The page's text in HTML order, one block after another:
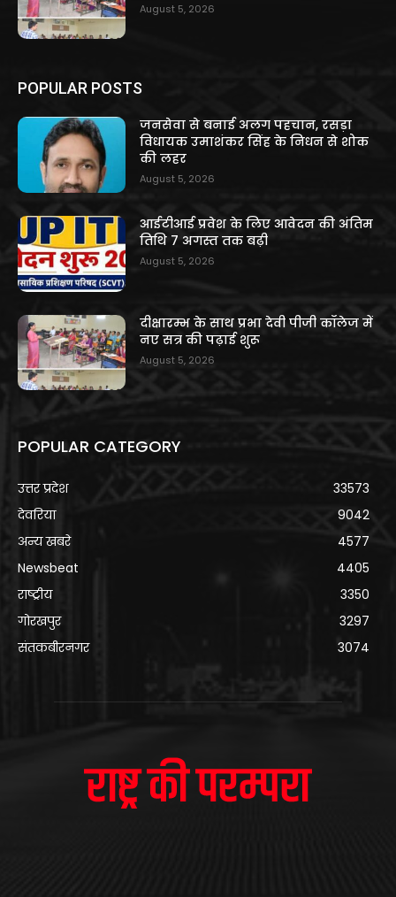
August 5, 2026
POPULAR POSTS
जनसेवा से बनाई अलग पहचान, रसड़ा
विधायक उमाशंकर सिंह के निधन से शोक
की लहर
August 5, 2026
आईटीआई प्रवेश के लिए आवेदन की अंतिम
तिथि 7 अगस्त तक बढ़ी
August 5, 2026
दीक्षारम्भ के साथ प्रभा देवी पीजी कॉलेज में
नए सत्र की पढ़ाई शुरू
August 5, 2026
POPULAR CATEGORY
उत्तर प्रदेश
33573
देवरिया
9042
अन्य खबरे
4577
Newsbeat
4405
राष्ट्रीय
3350
गोरखपुर
3297
संतकबीरनगर
3074